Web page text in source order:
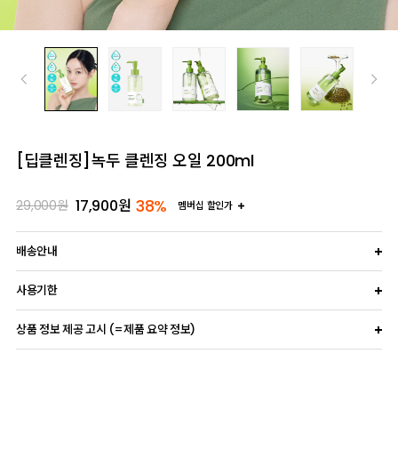
[딥클렌징]녹두 클렌징 오일 200ml
29,000원 17,900원 38% 멤버십 할인가
배송안내
사용기한
상품 정보 제공 고시 (=제품 요약 정보)